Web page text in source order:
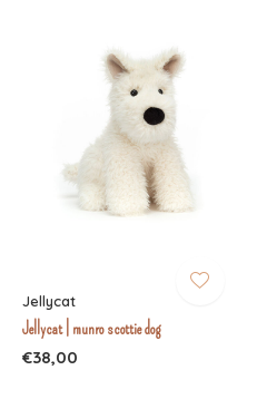
Jellycat
Jellycat | munro scottie dog
€38,00